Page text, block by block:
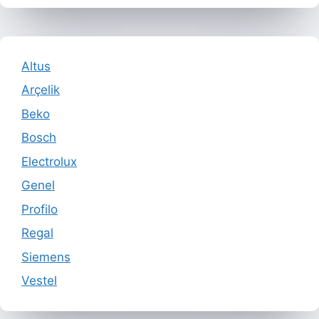
Altus
Arçelik
Beko
Bosch
Electrolux
Genel
Profilo
Regal
Siemens
Vestel